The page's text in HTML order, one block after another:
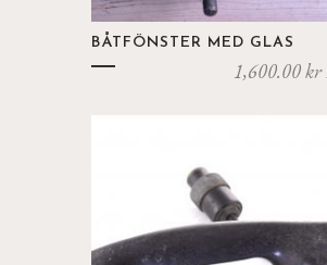
BÅTFÖNSTER MED GLAS
1,600.00kr